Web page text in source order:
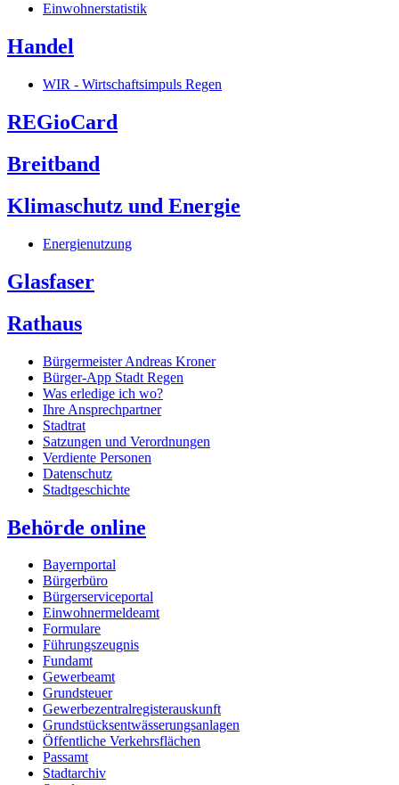
Einwohnerstatistik
Handel
WIR - Wirtschaftsimpuls Regen
REGioCard
Breitband
Klimaschutz und Energie
Energienutzung
Glasfaser
Rathaus
Bürgermeister Andreas Kroner
Bürger-App Stadt Regen
Was erledige ich wo?
Ihre Ansprechpartner
Stadtrat
Satzungen und Verordnungen
Verdiente Personen
Datenschutz
Stadtgeschichte
Behörde online
Bayernportal
Bürgerbüro
Bürgerserviceportal
Einwohnermeldeamt
Formulare
Führungszeugnis
Fundamt
Gewerbeamt
Grundsteuer
Gewerbezentralregisterauskunft
Grundstücksentwässerungsanlagen
Öffentliche Verkehrsflächen
Passamt
Stadtarchiv